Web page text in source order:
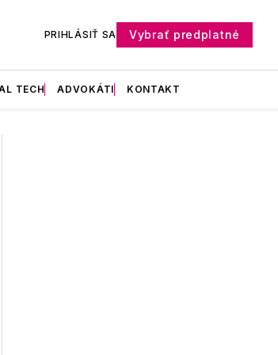
PRIHLÁSIŤ SA Vybrať predplatné
TECH ADVOKÁTI KONTAKT